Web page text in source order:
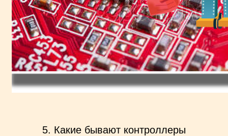
5. Какие бывают контроллеры